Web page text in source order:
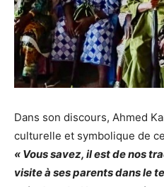
Dans son discours, Ahmed
culturelle et symbolique de
« Vous savez, il est de nos
visite à ses parents dans le